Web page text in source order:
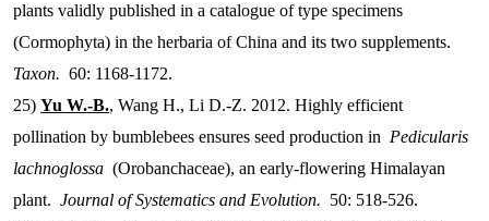
plants validly published in a catalogue of type specimens
(Cormophyta) in the herbaria of China and its two supplements.
Taxon. 60: 1168-1172.
25) Yu W.-B., Wang H., Li D.-Z. 2012. Highly efficient
pollination by bumblebees ensures seed production in Pedicularis
lachnoglossa (Orobanchaceae), an early-flowering Himalayan
plant. Journal of Systematics and Evolution. 50: 518-526.